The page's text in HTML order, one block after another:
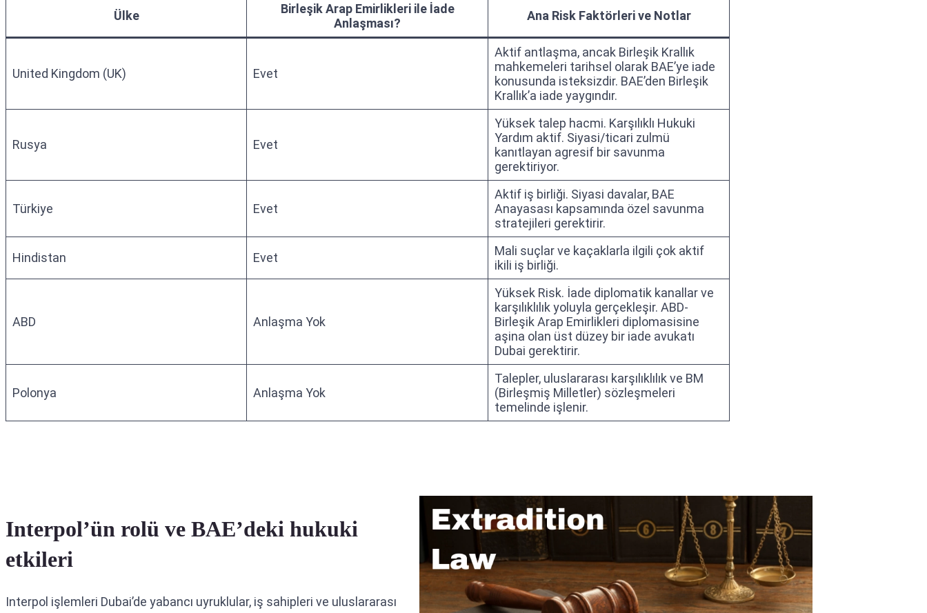
Ülke
Birleşik Arap Emirlikleri ile İade
Anlaşması?
Ana Risk Faktörleri ve Notlar
United Kingdom (UK) Evet
Aktif antlaşma, ancak Birleşik Krallık
mahkemeleri tarihsel olarak BAE’ye iade
konusunda isteksizdir. BAE’den Birleşik
Krallık’a iade yaygındır.
Rusya Evet
Yüksek talep hacmi. Karşılıklı Hukuki
Yardım aktif. Siyasi/ticari zulmü
kanıtlayan agresif bir savunma
gerektiriyor.
Türkiye Evet
Aktif iş birliği. Siyasi davalar, BAE
Anayasası kapsamında özel savunma
stratejileri gerektirir.
Hindistan Evet
Mali suçlar ve kaçaklarla ilgili çok aktif
ikili iş birliği.
ABD Anlaşma Yok
Yüksek Risk. İade diplomatik kanallar ve
karşılıklılık yoluyla gerçekleşir. ABD-
Birleşik Arap Emirlikleri diplomasisine
aşina olan üst düzey bir iade avukatı
Dubai gerektirir.
Polonya Anlaşma Yok
Talepler, uluslararası karşılıklılık ve BM
(Birleşmiş Milletler) sözleşmeleri
temelinde işlenir.
Interpol’ün rolü ve BAE’deki hukuki
etkileri
Interpol işlemleri Dubai’de yabancı uyruklular, iş sahipleri ve uluslararası